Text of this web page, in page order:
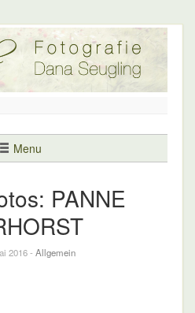
Menu
PANNE
2016 - Allgemein